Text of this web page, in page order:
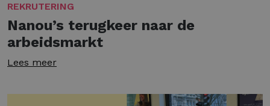
REKRUTERING
Nanou’s terugkeer naar de
arbeidsmarkt
Lees meer